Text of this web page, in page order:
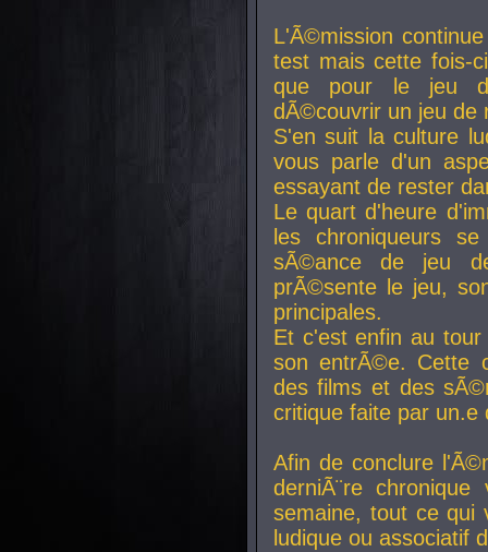
L'Ã©mission
test mais cette fois-
que pour le jeu
dÃ©couvrir un jeu de
S'en suit la culture
vous parle d'un
essayant de rester
Le quart d'heure
les chroniqueurs
sÃ©ance de jeu
prÃ©sente le jeu,
principales.
Et c'est enfin au
son entrÃ©e. Cette
des films et des
critique faite par
Afin de conclure
derniÃ¨re
semaine, tout ce qui
ludique ou associatif